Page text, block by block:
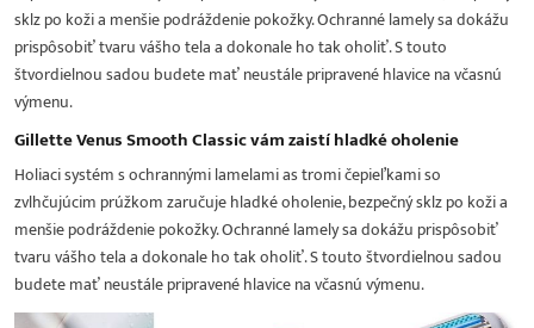
sklz po koži a menšie podráždenie pokožky. Ochranné lamely sa dokážu
prispôsobiť tvaru vášho tela a dokonale ho tak oholiť. S touto
štvordielnou sadou budete mať neustále pripravené hlavice na včasnú
výmenu.
Gillette Venus Smooth Classic vám zaistí hladké oholenie
Holiaci systém s ochrannými lamelami as tromi čepieľkami so
zvlhčujúcim prúžkom zaručuje hladké oholenie, bezpečný sklz po koži a
menšie podráždenie pokožky. Ochranné lamely sa dokážu prispôsobiť
tvaru vášho tela a dokonale ho tak oholiť. S touto štvordielnou sadou
budete mať neustále pripravené hlavice na včasnú výmenu.